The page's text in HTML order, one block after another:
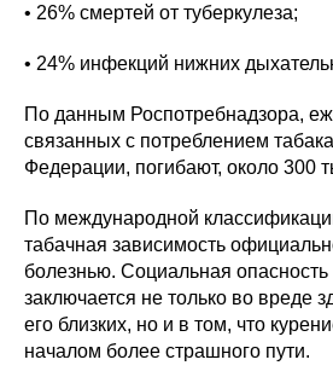
• 26% смертей от туберкулеза;
• 24% инфекций нижних
По данным Роспотребнадзора,
связанных с потреблением
Федерации, погибают, около 300
По международной
табачная зависимость
болезнью. Социальная опасность
заключается не только во вреде
его близких, но и в том, что
началом более страшного пути.